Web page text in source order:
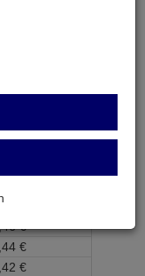
mit Halter
49
46 €
44 €
42 €